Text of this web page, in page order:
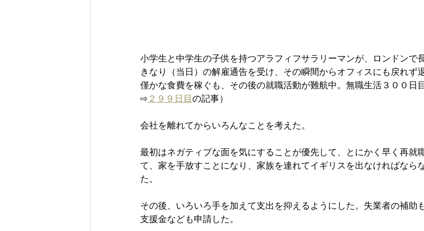
小学生と中学生の子供を持つアラフィフサラリーマンが、ロンドンで
きなり（当日）の解雇通告を受け、その瞬間からオフィスにも戻れず
僅かな食費を稼ぐも、その後の就職活動が難航中。無職生活３００日
⇨ ２９９日目の記事）
会社を離れてからいろんなことを考えた。
最初はネガティブな面を気にすることが優先して、とにかく早く再就
て、家を手放すことになり、家族を連れてイギリスを出なければなら
た。
その後、いろいろ手を加えて支出を抑えるようにした。失業者の補助
支援金なども申請した。